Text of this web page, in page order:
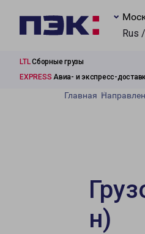
Rus /
LTLСборные грузы
EXPRESS Авиа- и экспресс-
Главная
н)